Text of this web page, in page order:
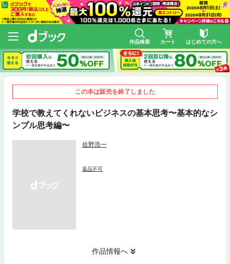
作品検索 カート はじめての方へ
この本は販売を終了しました
学校で教えてくれないビジネスの基本思考〜基本的なシ
ンプル思考編〜
佐野浩一
返品不可
作品情報へ